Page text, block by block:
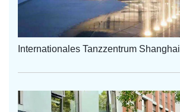
Internationales Tanzzentrum Shanghai